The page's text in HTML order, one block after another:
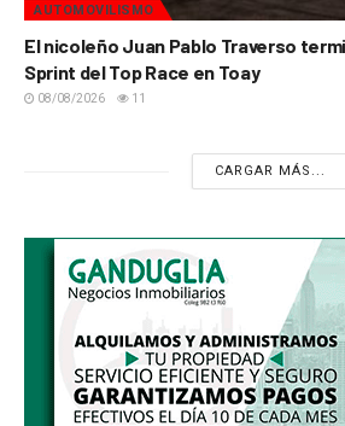
AUTOMOVILISMO
El nicoleño Juan Pablo Traverso
Sprint del Top Race en Toay
08/08/2026 11
CARGAR MÁS...